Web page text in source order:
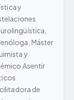
y
Máster
y
Asentir
de